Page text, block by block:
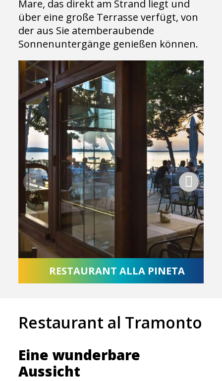
Mare, das direkt am Strand liegt und
über eine große Terrasse verfügt, von
der aus Sie atemberaubende
Sonnenuntergänge genießen können.
RESTAURANT ALLA PINETA
Restaurant al Tramonto
Eine wunderbare
Aussicht